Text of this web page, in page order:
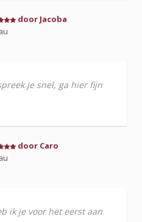
door Jacoba
je snel, ga hier fijn
door Caro
ik je voor het eerst aan